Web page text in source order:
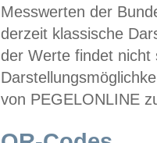
Messwerten der
derzeit klassische
der Werte findet
von PEGELONLINE